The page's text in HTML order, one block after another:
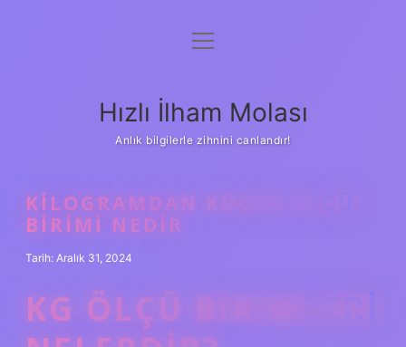
Anasayfa
Yasal Uyarı
menüyü
Hızlı İlham Molası
Anlık bilgilerle zihnini canlandır!
KILOGRAMDAN KÜÇÜK ÖLÇÜ
BIRIMI NEDIR
Tarih: Aralık 31, 2024
KG ÖLÇÜ BIRIMLERI